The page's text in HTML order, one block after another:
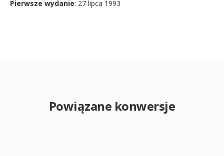
Pierwsze wydanie: 27 lipca 1993
Powiązane konwersje